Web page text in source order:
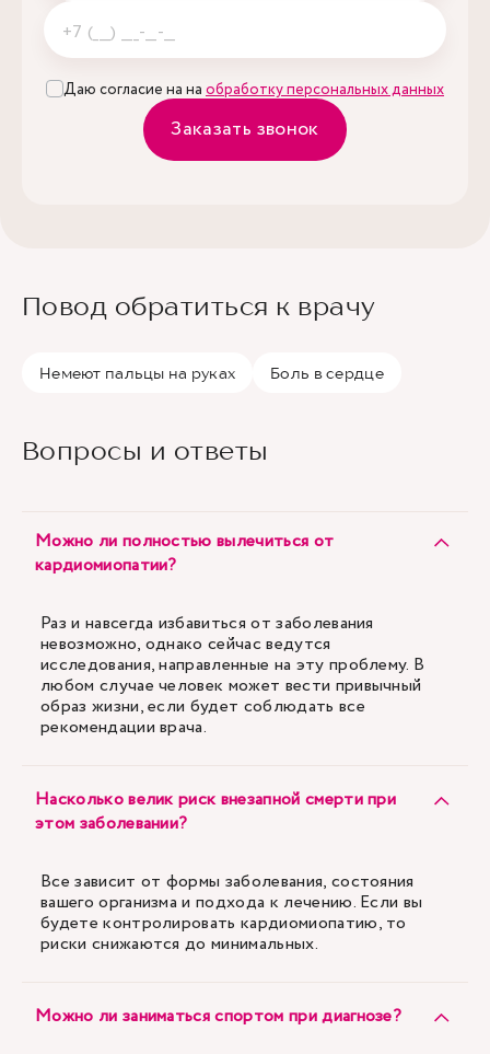
Даю согласие на на обработку персональных данных
Заказать звонок
Повод обратиться к врачу
Немеют пальцы на руках Боль в сердце
Вопросы и ответы
Можно ли полностью вылечиться от
кардиомиопатии?
Раз и навсегда избавиться от заболевания
невозможно, однако сейчас ведутся
исследования, направленные на эту проблему. В
любом случае человек может вести привычный
образ жизни, если будет соблюдать все
рекомендации врача.
Насколько велик риск внезапной смерти при
этом заболевании?
Все зависит от формы заболевания, состояния
вашего организма и подхода к лечению. Если вы
будете контролировать кардиомиопатию, то
риски снижаются до минимальных.
Можно ли заниматься спортом при диагнозе?